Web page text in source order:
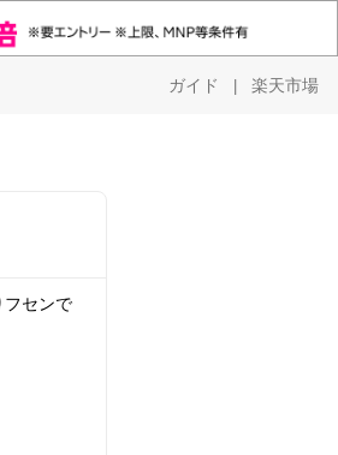
ガイド | 楽天市場
フセンで